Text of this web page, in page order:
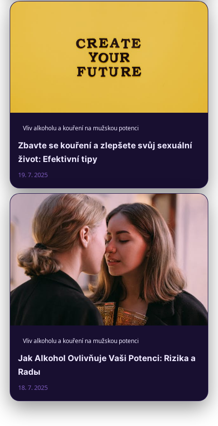
Vliv alkoholu a kouření na mužskou potenci
Zbavte se kouření a zlepšete svůj sexuální
život: Efektivní tipy
19. 7. 2025
Vliv alkoholu a kouření na mužskou potenci
Jak Alkohol Ovlivňuje Vaši Potenci: Rizika a
Radы
18. 7. 2025